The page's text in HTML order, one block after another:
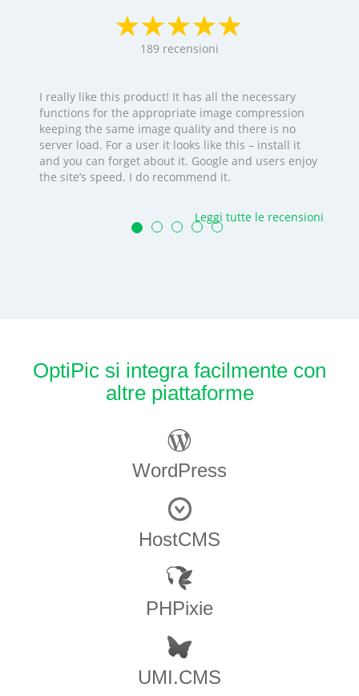
189 recensioni
I really like this product! It has all the necessary
functions for the appropriate image compression
keeping the same image quality and there is no
server load. For a user it looks like this – install it
and you can forget about it. Google and users enjoy
the site’s speed. I do recommend it.
Leggi tutte le recensioni
OptiPic si integra facilmente con
altre piattaforme
WordPress
HostCMS
PHPixie
UMI.CMS